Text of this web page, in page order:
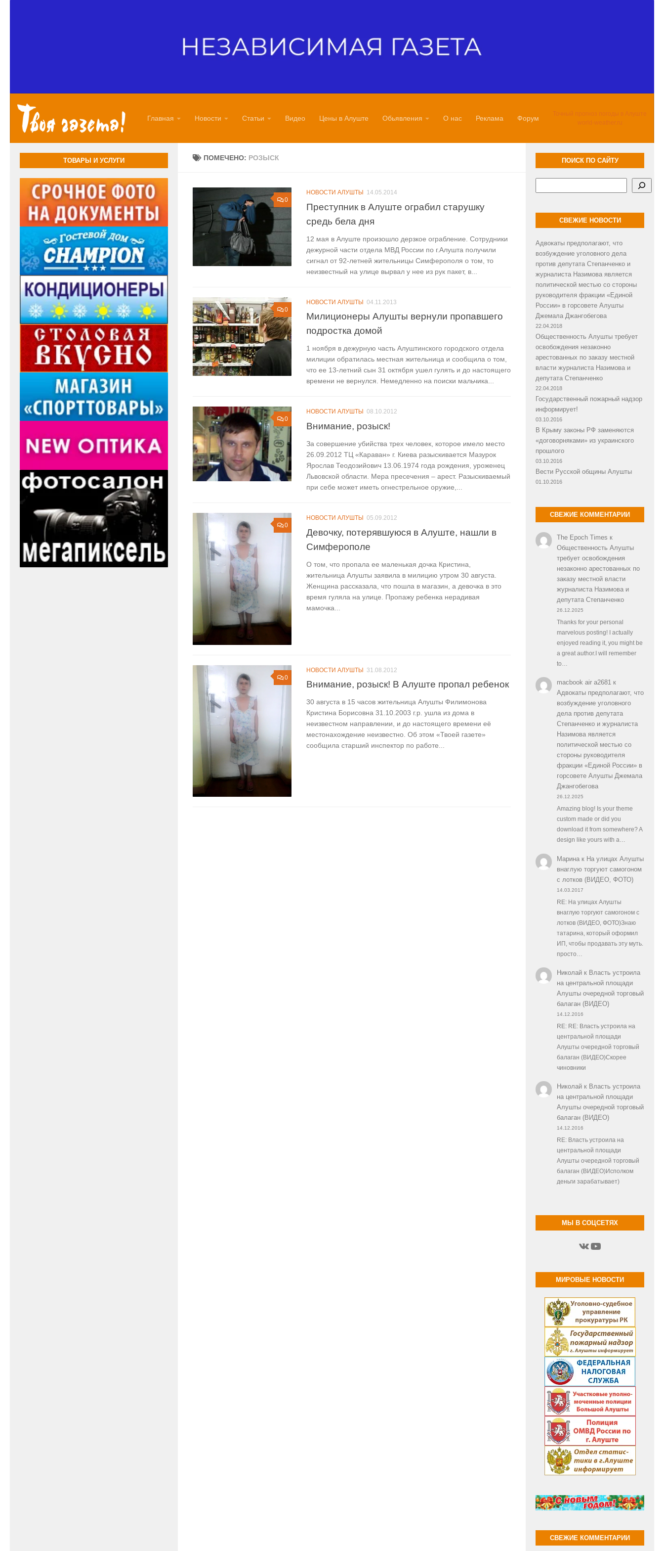
Главная Новости Статьи Видео Цены в Алуште Обьявления О нас Реклама Форум
Точный прогноз погоды в Алуште
world-weather.ru
ПОМЕЧЕНО: РОЗЫСК
0
НОВОСТИ АЛУШТЫ 14.05.2014
Преступник в Алуште ограбил старушку
средь бела дня
12 мая в Алуште произошло дерзкое ограбление. Сотрудники
дежурной части отдела МВД России по г.Алушта получили
сигнал от 92-летней жительницы Симферополя о том, то
неизвестный на улице вырвал у нее из рук пакет, в...
0
НОВОСТИ АЛУШТЫ 04.11.2013
Милиционеры Алушты вернули пропавшего
подростка домой
1 ноября в дежурную часть Алуштинского городского отдела
милиции обратилась местная жительница и сообщила о том,
что ее 13-летний сын 31 октября ушел гулять и до настоящего
времени не вернулся. Немедленно на поиски мальчика...
0
НОВОСТИ АЛУШТЫ 08.10.2012
Внимание, розыск!
За совершение убийства трех человек, которое имело место
26.09.2012 ТЦ «Караван» г. Киева разыскивается Мазурок
Ярослав Теодозийович 13.06.1974 года рождения, уроженец
Львовской области. Мера пресечения – арест. Разыскиваемый
при себе может иметь огнестрельное оружие,...
0
НОВОСТИ АЛУШТЫ 05.09.2012
Девочку, потерявшуюся в Алуште, нашли в
Симферополе
О том, что пропала ее маленькая дочка Кристина,
жительница Алушты заявила в милицию утром 30 августа.
Женщина рассказала, что пошла в магазин, а девочка в это
время гуляла на улице. Пропажу ребенка нерадивая
мамочка...
0
НОВОСТИ АЛУШТЫ 31.08.2012
Внимание, розыск! В Алуште пропал ребенок
30 августа в 15 часов жительница Алушты Филимонова
Кристина Борисовна 31.10.2003 г.р. ушла из дома в
неизвестном направлении, и до настоящего времени её
местонахождение неизвестно. Об этом «Твоей газете»
сообщила старший инспектор по работе...
ТОВАРЫ И УСЛУГИ ПОИСК ПО САЙТУ
СВЕЖИЕ НОВОСТИ
Адвокаты предполагают, что
возбуждение уголовного дела
против депутата Степанченко и
журналиста Назимова является
политической местью со стороны
руководителя фракции «Единой
России» в горсовете Алушты
Джемала Джангобегова
22.04.2018
Общественность Алушты требует
освобождения незаконно
арестованных по заказу местной
власти журналиста Назимова и
депутата Степанченко
22.04.2018
Государственный пожарный надзор
информирует!
03.10.2016
В Крыму законы РФ заменяются
«договорняками» из украинского
прошлого
03.10.2016
Вести Русской общины Алушты
01.10.2016
СВЕЖИЕ КОММЕНТАРИИ
The Epoch Times к
Общественность Алушты
требует освобождения
незаконно арестованных по
заказу местной власти
журналиста Назимова и
депутата Степанченко
26.12.2025
Thanks for your personal
marvelous posting! I actually
enjoyed reading it, you might be
a great author.I will remember
to…
macbook air a2681к
Адвокаты предполагают, что
возбуждение уголовного
дела против депутата
Степанченко и журналиста
Назимова является
политической местью со
стороны руководителя
фракции «Единой России» в
горсовете Алушты Джемала
Джангобегова
26.12.2025
Amazing blog! Is your theme
custom made or did you
download it from somewhere? A
design like yours with a…
Маринак На улицах Алушты
внаглую торгуют самогоном
с лотков (ВИДЕО, ФОТО)
14.03.2017
RE: На улицах Алушты
внаглую торгуют самогоном с
лотков (ВИДЕО, ФОТО)Знаю
татарина, который оформил
ИП, чтобы продавать эту муть.
просто…
Николайк Власть устроила
на центральной площади
Алушты очередной торговый
балаган (ВИДЕО)
14.12.2016
RE: RE: Власть устроила на
центральной площади
Алушты очередной торговый
балаган (ВИДЕО)Скорее
чиновники
Николайк Власть устроила
на центральной площади
Алушты очередной торговый
балаган (ВИДЕО)
14.12.2016
RE: Власть устроила на
центральной площади
Алушты очередной торговый
балаган (ВИДЕО)Исполком
деньги зарабатывает)
МЫ В СОЦСЕТЯХ
ВКонтакте
YouTube
МИРОВЫЕ НОВОСТИ
СВЕЖИЕ КОММЕНТАРИИ